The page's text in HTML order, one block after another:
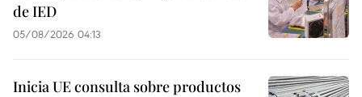
de IED
05/08/2026 04:13
Inicia UE consulta sobre productos